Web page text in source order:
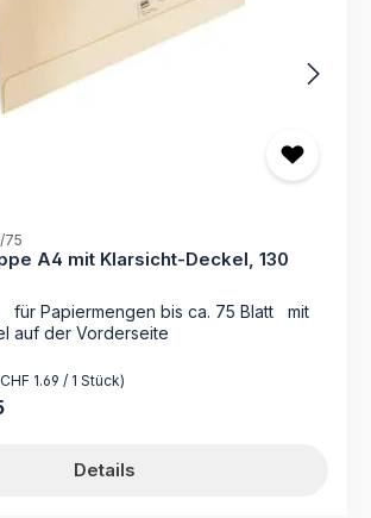
75
A4 mit Klarsicht-Deckel, 130
für Papiermengen bis ca. 75 Blatt mit
auf der Vorderseite
1.69 / 1 Stück)
Details